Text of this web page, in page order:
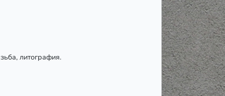
литография.